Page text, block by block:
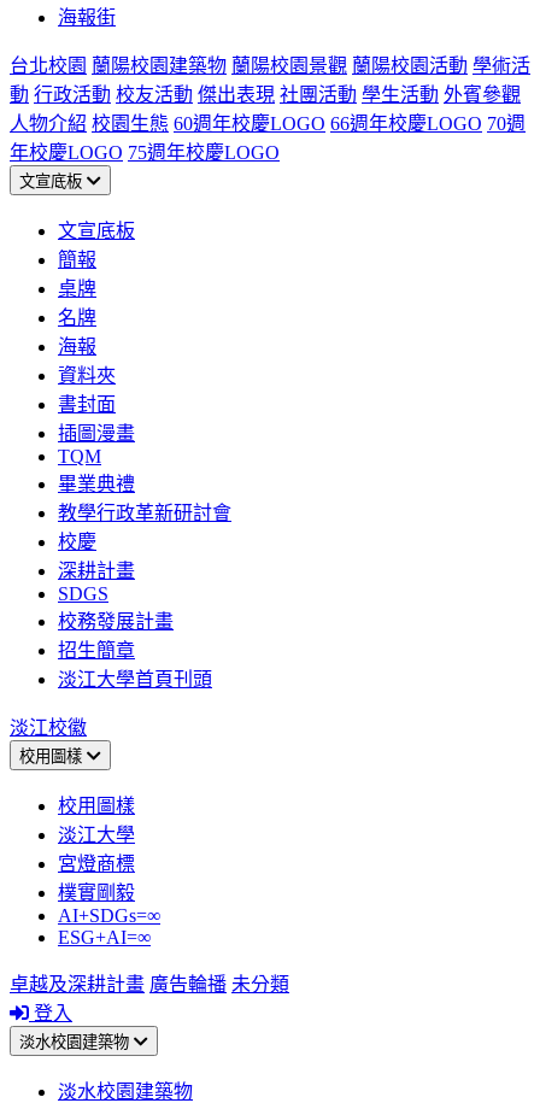
海報街
台北校園 蘭陽校園建築物 蘭陽校園景觀 蘭陽校園活動 學術活
動 行政活動 校友活動 傑出表現 社團活動 學生活動 外賓參觀
人物介紹 校園生態 60週年校慶LOGO 66週年校慶LOGO 70週
年校慶LOGO 75週年校慶LOGO
文宣底板
文宣底板
簡報
桌牌
名牌
海報
資料夾
書封面
插圖漫畫
TQM
畢業典禮
教學行政革新研討會
校慶
深耕計畫
SDGS
校務發展計畫
招生簡章
淡江大學首頁刊頭
淡江校徽
校用圖樣
校用圖樣
淡江大學
宮燈商標
樸實剛毅
AI+SDGs=∞
ESG+AI=∞
卓越及深耕計畫 廣告輪播 未分類
登入
淡水校園建築物
淡水校園建築物